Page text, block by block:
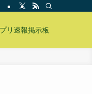
リ速報掲示板